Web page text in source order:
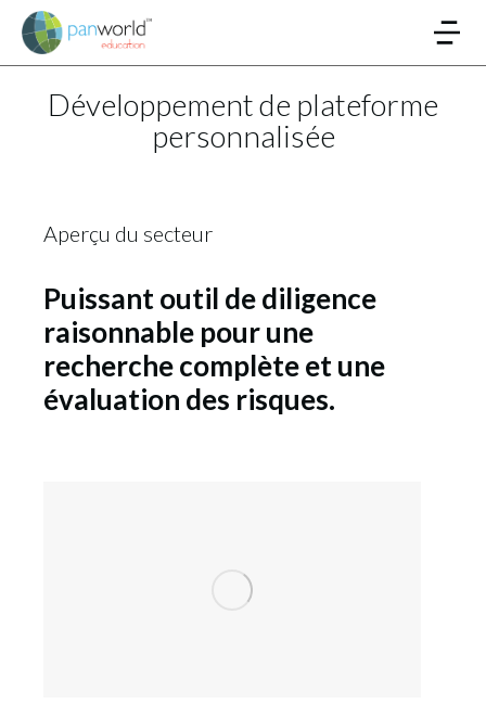
Développement de plateforme
personnalisée
Aperçu du secteur
Puissant outil de diligence
raisonnable pour une
recherche complète et une
évaluation des risques.